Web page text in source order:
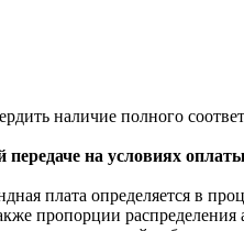
наличие полного
на условиях
плата определяется в
пропорции